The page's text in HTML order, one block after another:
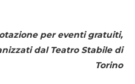
per eventi gratuiti,
dal Teatro Stabile di
Torino